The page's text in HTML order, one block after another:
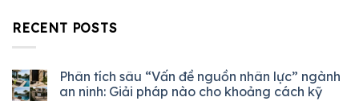
RECENT POSTS
Phân tích sâu “Vấn đề nguồn nhân lực” ngành
an ninh: Giải pháp nào cho khoảng cách kỹ